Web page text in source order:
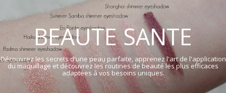
BEAUTE SANTE
Découvrez les secrets d'une peau parfaite, apprenez l'art de l'application
du maquillage et découvrez les routines de beauté les plus efficaces
adaptées à vos besoins uniques.